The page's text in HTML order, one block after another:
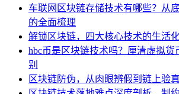
车联网区块链存储技术有哪些？从
的全面梳理
解锁区块链，四大核心技术的生活
hbc币是区块链技术吗？厘清虚拟货
别
区块链防伪，从肉眼辨假到链上验